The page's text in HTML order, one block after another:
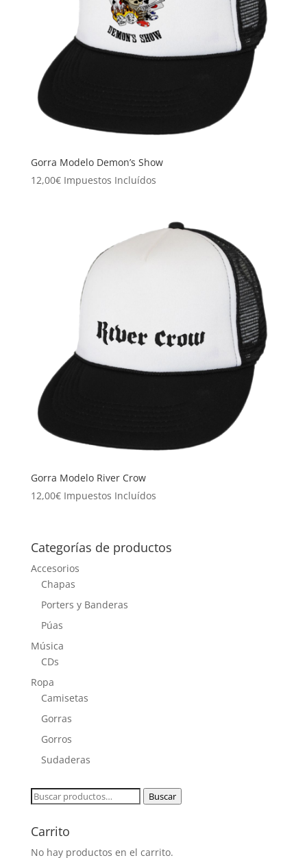
Gorra Modelo Demon’s Show
12,00€ Impuestos Incluídos
Gorra Modelo River Crow
12,00€ Impuestos Incluídos
Categorías de productos
Accesorios
Chapas
Porters y Banderas
Púas
Música
CDs
Ropa
Camisetas
Gorras
Gorros
Sudaderas
Buscar
Buscar
Carrito
No hay productos en el carrito.